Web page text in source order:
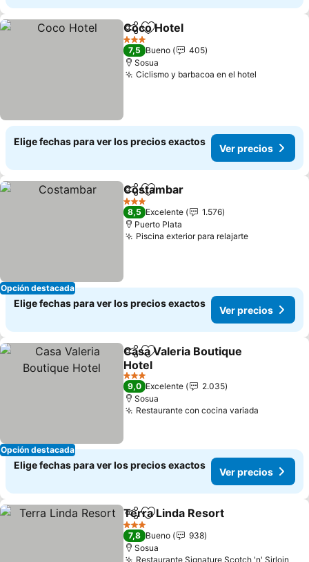
CompartirAgregar a favoritos
Coco Hotel
3 Estrellas
7,5 Bueno
405
Sosua
Ciclismo y barbacoa en el hotel
Elige fechas para ver los precios exactos
Ver precios
Opción destacada
CompartirAgregar a favoritos
Costambar
3 Estrellas
8,5 Excelente
1.576
Puerto Plata
Piscina exterior para relajarte
Elige fechas para ver los precios exactos
Ver precios
Opción destacada
CompartirAgregar a favoritos
Casa Valeria Boutique
Hotel
3 Estrellas
9,0 Excelente
2.035
Sosua
Restaurante con cocina variada
Elige fechas para ver los precios exactos
Ver precios
CompartirAgregar a favoritos
Terra Linda Resort
3 Estrellas
7,8 Bueno
938
Sosua
Restaurante Signature Scotch 'n' Sirloin